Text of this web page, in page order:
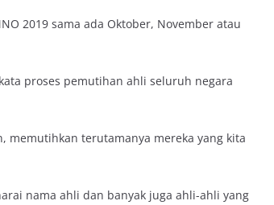
2019 sama ada Oktober, November atau
proses pemutihan ahli seluruh negara
memutihkan terutamanya mereka yang kita
nama ahli dan banyak juga ahli-ahli yang